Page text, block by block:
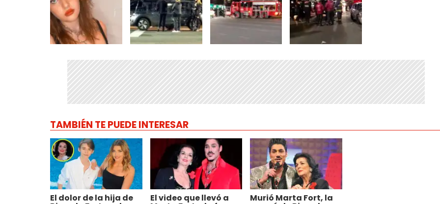
TAMBIÉN TE PUEDE INTERESAR
El dolor de la hija de El video que llevó a Murió Marta Fort, la